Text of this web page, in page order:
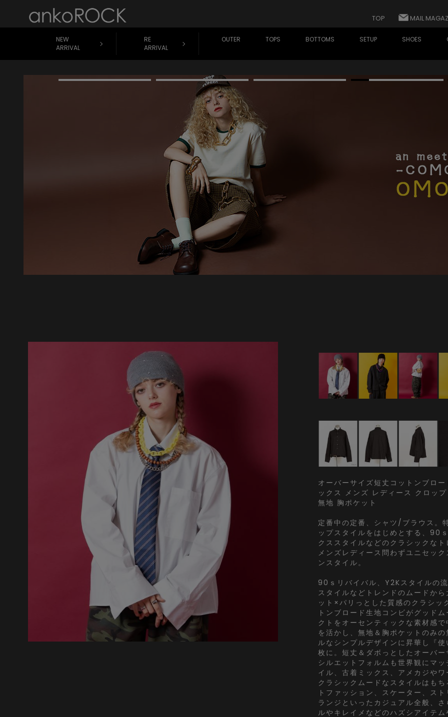
TOP MAIL
NEW
ARRIVAL
RE
ARRIVAL
OUTER TOPS BOTTOMS SETUP SHOES
オーバーサイズ短丈コットンブロ
ックス メンズ レディース クロッ
無地 胸ポケット
定番中の定番、シャツ/ブラウス。
ップスタイルをはじめとする、90
クススタイルなどのクラシックな
メンズレディース問わずユニセッ
ンスタイル。
90ｓリバイバル、Y2Kスタイルの
スタイルなどトレンドのムードか
ット×パリっとした質感のクラシッ
トンブロード生地コンビがグッド
クトをオーセンティックな素材感
を活かし、無地＆胸ポケットのみ
ルなシンプルデザインに昇華し『
枚に。短丈＆ダボっとしたオーバ
シルエットフォルムも世界観にマ
イル、古着ミックス、アメカジや
クラシックムードなスタイルはも
トファッション、スケーター、ス
ランジといったカジュアル全般、
ルやキレイメなどのハズシアイテ